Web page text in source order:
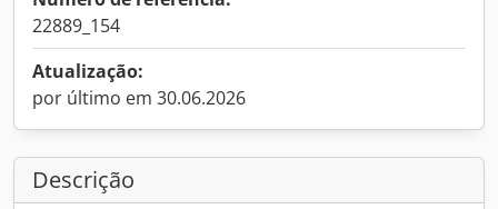
22889_154
Atualização:
por último em 30.06.2026
Descrição